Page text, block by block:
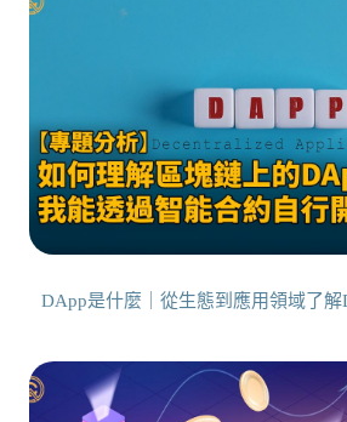
DApp是什麼｜從生態到應用領域了解